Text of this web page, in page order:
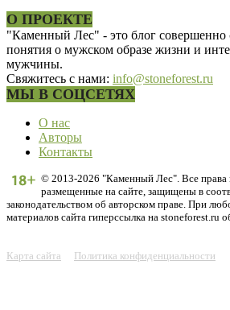
О ПРОЕКТЕ
"Каменный Лес" - это блог совершенно
понятия о мужском образе жизни и
мужчины.
Свяжитесь с нами: info@stoneforest.ru
МЫ В СОЦСЕТЯХ
О нас
Авторы
Контакты
© 2013-2026 "Каменный Лес". Все права
размещенные на сайте, защищены в
законодательством об авторском праве. При
материалов сайта гиперссылка на stoneforest.ru
Карта сайта Политика конфиденциальности